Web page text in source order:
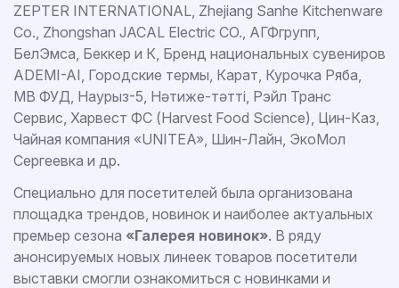
ZEPTER INTERNATIONAL, Zhejiang Sanhe Kitchenware
Co., Zhongshan JACAL Electric CO., АГФгрупп,
БелЭмса, Беккер и К, Бренд национальных сувениров
ADEMI-AI, Городские термы, Карат, Курочка Ряба,
МВ ФУД, Наурыз-5, Нәтиже-тәтті, Рэйл Транс
Сервис, Харвест ФС (Harvest Food Science), Цин-Каз,
Чайная компания «UNITEA», Шин-Лайн, ЭкоМол
Сергеевка и др.
Специально для посетителей была организована
площадка трендов, новинок и наиболее актуальных
премьер сезона «Галерея новинок». В ряду
анонсируемых новых линеек товаров посетители
выставки смогли ознакомиться с новинками и